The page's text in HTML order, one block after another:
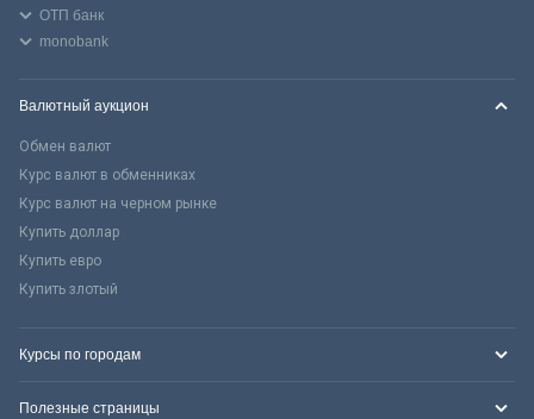
ОТП банк
monobank
Валютный аукцион
Обмен валют
Курс валют в обменниках
Курс валют на черном рынке
Купить доллар
Купить евро
Купить злотый
Курсы по городам
Полезные страницы